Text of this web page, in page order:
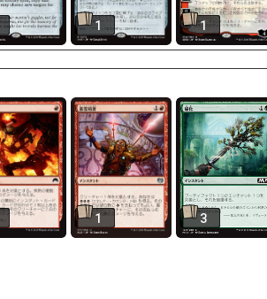
1 1
1 3